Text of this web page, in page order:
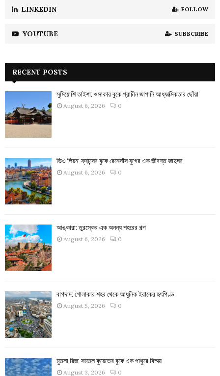
LINKEDIN FOLLOW
YOUTUBE SUBSCRIBE
RECENT POSTS
সুমিয়োশি তাইশা: ওসাকার বুকে প্রাচীন জাপানি আধ্যাত্মিকতার ছোঁয়া
August 6, 2026 0
ভিও লিয়ন: ফ্রান্সের বুকে রেনেসাঁস যুগের এক জীবন্ত জাদুঘর
August 6, 2026 0
আঙ্কারা: তুরস্কের এক অনন্য শহরের গল্প
August 6, 2026 0
বাগদাদ: গোলাকার শহর থেকে আধুনিক ইরাকের হৃৎপিণ্ড
August 5, 2026 0
মুতলা রিজ: সমতল কুয়েতের বুকে এক পাথুরে বিস্ময়
August 3, 2026 0